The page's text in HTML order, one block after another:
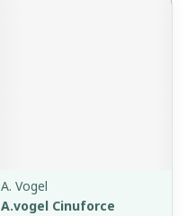
A. Vogel
A.vogel Cinuforce